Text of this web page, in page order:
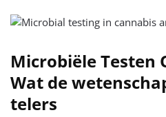
Microbiële Testen
Wat de
telers